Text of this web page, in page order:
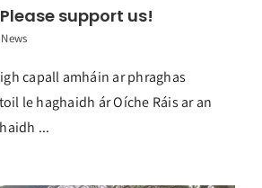
support us!
capall amháin ar phraghas
le haghaidh ár Oíche Ráis ar an
...